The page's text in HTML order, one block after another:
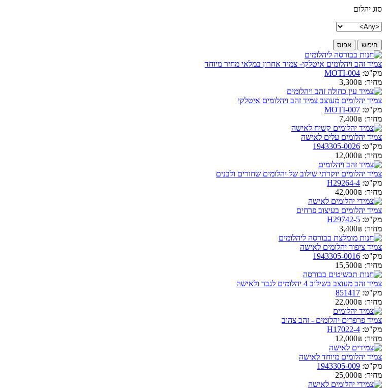
סוג יהלום
צמיד זהב ויהלומים איטלקי- צמיד אחרון במלאי מחיר מיוחד
מק"ט: MOTI-004
מחיר: 3,300₪
צמיד יהלומים מעוצב צמיד זהב ויהלומים איטלקי
מק"ט: MOTI-007
מחיר: 7,400₪
צמיד יהלומים עלים לאישה
מק"ט: 1943305-0026
מחיר: 12,000₪
צמיד יהלומים יוקרתי שילוב של יהלומים שחורים ולבנים
מק"ט: H29264-4
מחיר: 42,000₪
צמיד יהלומים בעיצוב פרחים
מק"ט: H29742-5
מחיר: 3,400₪
צמיד ציפור יהלומים לאישה
מק"ט: 1943305-0016
מחיר: 15,500₪
צמיד זהב מעוצב בשילוב 4 יהלומים לגבר ולאישה
מק"ט: 851417
מחיר: 22,000₪
צמיד פרפרים יהלומים - זהב צהוב
מק"ט: H17022-4
מחיר: 12,000₪
צמיד יהלומים מיוחד לאישה
מק"ט: 1943305-009
מחיר: 25,000₪